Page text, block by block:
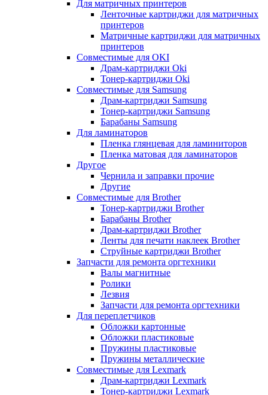
Для матричных принтеров
Ленточные картриджи для матричных
принтеров
Матричные картриджи для матричных
принтеров
Совместимые для OKI
Драм-картриджи Oki
Тонер-картриджи Oki
Совместимые для Samsung
Драм-картриджи Samsung
Тонер-картриджи Samsung
Барабаны Samsung
Для ламинаторов
Пленка глянцевая для ламиниторов
Пленка матовая для ламинаторов
Другое
Чернила и заправки прочие
Другие
Совместимые для Brother
Тонер-картриджи Brother
Барабаны Brother
Драм-картриджи Brother
Ленты для печати наклеек Brother
Струйные картриджи Brother
Запчасти для ремонта оргтехники
Валы магнитные
Ролики
Лезвия
Запчасти для ремонта оргтехники
Для переплетчиков
Обложки картонные
Обложки пластиковые
Пружины пластиковые
Пружины металлические
Совместимые для Lexmark
Драм-картриджи Lexmark
Тонер-картриджи Lexmark